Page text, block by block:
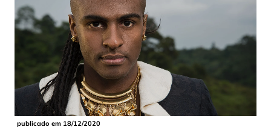
publicado em 18/12/2020